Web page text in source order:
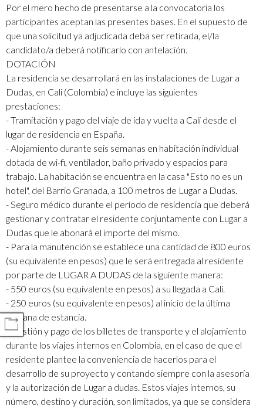
Por el mero hecho de presentarse a la convocatoria los
participantes aceptan las presentes bases. En el supuesto de
que una solicitud ya adjudicada deba ser retirada, el/la
candidato/a deberá notificarlo con antelación.
DOTACIÓN
La residencia se desarrollará en las instalaciones de Lugar a
Dudas, en Cali (Colombia) e incluye las siguientes
prestaciones:
- Tramitación y pago del viaje de ida y vuelta a Cali desde el
lugar de residencia en España.
- Alojamiento durante seis semanas en habitación individual
dotada de wi-fi, ventilador, baño privado y espacios para
trabajo. La habitación se encuentra en la casa "Esto no es un
hotel", del Barrio Granada, a 100 metros de Lugar a Dudas.
- Seguro médico durante el período de residencia que deberá
gestionar y contratar el residente conjuntamente con Lugar a
Dudas que le abonará el importe del mismo.
- Para la manutención se establece una cantidad de 800 euros
(su equivalente en pesos) que le será entregada al residente
por parte de LUGAR A DUDAS de la siguiente manera:
- 550 euros (su equivalente en pesos) a su llegada a Cali.
- 250 euros (su equivalente en pesos) al inicio de la última
semana de estancia.
- Gestión y pago de los billetes de transporte y el alojamiento
durante los viajes internos en Colombia, en el caso de que el
residente plantee la conveniencia de hacerlos para el
desarrollo de su proyecto y contando siempre con la asesoría
y la autorización de Lugar a dudas. Estos viajes internos, su
número, destino y duración, son limitados, ya que se considera